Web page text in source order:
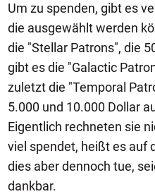
Um zu spenden, gibt es
die ausgewählt werden
die "Stellar Patrons", die
gibt es die "Galactic
zuletzt die "Temporal
5.000 und 10.000 Dollar
Eigentlich rechneten sie
viel spendet, heißt es auf
dies aber dennoch tue,
dankbar.